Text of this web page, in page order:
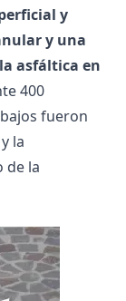
y
y una
asfáltica en
400
fueron
la
de la